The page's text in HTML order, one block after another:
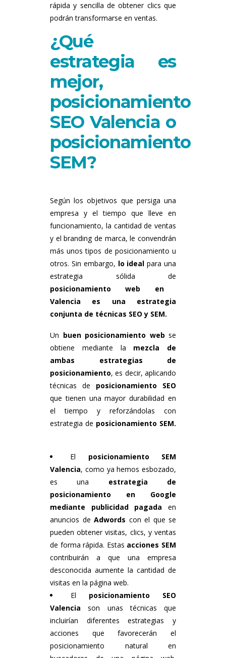
rápida y sencilla de obtener clics que
podrán transformarse en ventas.
¿Qué
estrategia es
mejor,
posicionamiento
SEO Valencia o
posicionamiento
SEM?
Según los objetivos que persiga una
empresa y el tiempo que lleve en
funcionamiento, la cantidad de ventas
y el branding de marca, le convendrán
más unos tipos de posicionamiento u
otros. Sin embargo, lo ideal para una
estrategia sólida de
posicionamiento web en
Valencia es una estrategia
conjunta de técnicas SEO y SEM.
Un buen posicionamiento web se
obtiene mediante la mezcla de
ambas estrategias de
posicionamiento, es decir, aplicando
técnicas de posicionamiento SEO
que tienen una mayor durabilidad en
el tiempo y reforzándolas con
estrategia de posicionamiento SEM.
El posicionamiento SEM
Valencia, como ya hemos esbozado,
es una estrategia de
posicionamiento en Google
mediante publicidad pagada en
anuncios de Adwords con el que se
pueden obtener visitas, clics, y ventas
de forma rápida. Estas acciones SEM
contribuirán a que una empresa
desconocida aumente la cantidad de
visitas en la página web.
El posicionamiento SEO
Valencia son unas técnicas que
incluirían diferentes estrategias y
acciones que favorecerán el
posicionamiento natural en